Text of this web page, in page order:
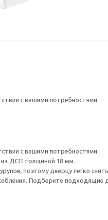
с вашими потребностями.
с вашими потребностями.
из ДСП толщиной 18 мм.
поэтому дверцу легко
Подберите подходящие